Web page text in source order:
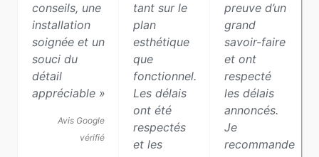
conseils, une
installation
soignée et un
souci du
détail
appréciable »
Avis Google
vérifié
tant sur le
plan
esthétique
que
fonctionnel.
Les délais
ont été
respectés
et les
preuve d’un
grand
savoir-faire
et ont
respecté
les délais
annoncés.
Je
recommande